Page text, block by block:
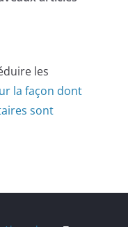
les
la façon dont
sont